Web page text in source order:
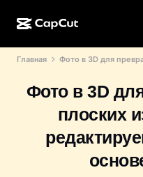
Веб-версия CapCut
CapCut Pad
Мобильная версия
ИИ-дизайн
ИИ-генератор видео
ИИ-инструменты
Редактор и
Редактор и
Праздничные
Сообщество
Инициативы
Главная Фото в 3D для
Фото в 3D
плоских